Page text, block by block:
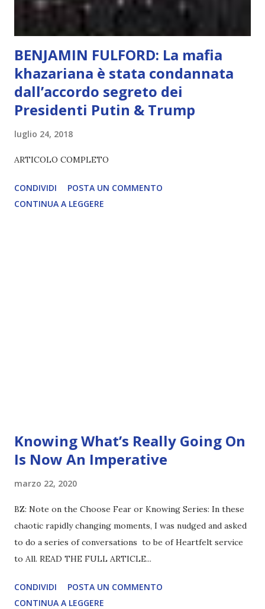
lampante: L’IA sarà in gr...
BENJAMIN FULFORD: La mafia
khazariana è stata condannata
dall’accordo segreto dei
Presidenti Putin & Trump
luglio 24, 2018
ARTICOLO COMPLETO
CONDIVIDI
POSTA UN COMMENTO
CONTINUA A LEGGERE
Knowing What’s Really Going On
Is Now An Imperative
marzo 22, 2020
BZ: Note on the Choose Fear or Knowing Series: In these
chaotic rapidly changing moments, I was nudged and asked
to do a series of conversations to be of Heartfelt service
to All. READ THE FULL ARTICLE...
CONDIVIDI
POSTA UN COMMENTO
CONTINUA A LEGGERE